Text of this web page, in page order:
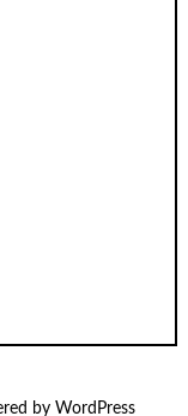
by WordPress